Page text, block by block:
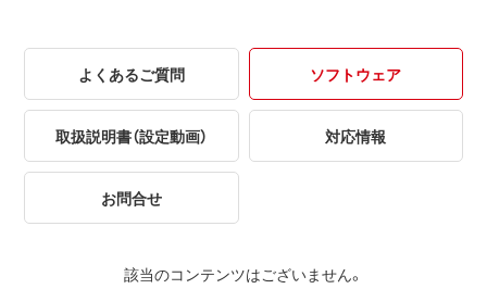
よくあるご質問 ソフトウェア
取扱説明書（設定動画） 対応情報
お問合せ
該当のコンテンツはございません。